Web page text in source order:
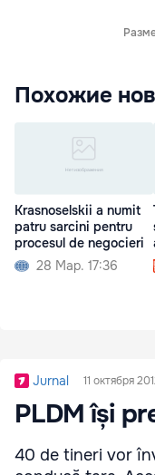
Похожие
Krasnoselskii a numit
patru sarcini pentru
procesul de negocieri
28 Мар. 17:36
Jurnal 11 октября
PLDM își
40 de tineri vor